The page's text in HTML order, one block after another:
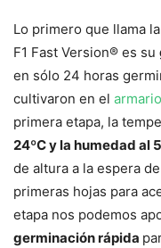
Lo primero que llama
F1 Fast Version® es su
en sólo 24 horas
cultivaron en el
primera etapa, la
24ºC y la humedad al
de altura a la espera
primeras hojas para
etapa nos podemos
germinación rápida